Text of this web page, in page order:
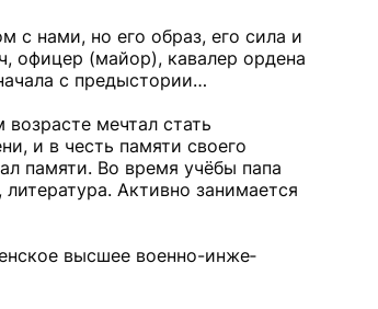
с нами, но его образ, его сила и
офицер (майор), кавалер ордена
с предыстории…
мечтал стать
и в честь памяти своего
памяти. Во время учёбы папа
Активно занимается
высшее военно-инже­